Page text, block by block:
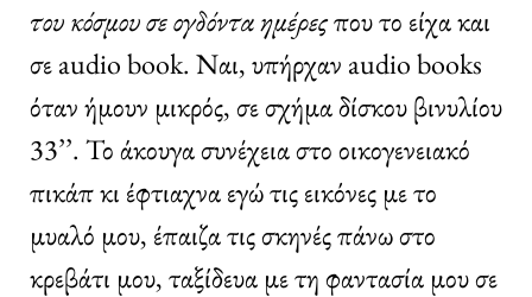
του κόσμου σε ογδόντα ημέρεςπου το είχα και
σε audio book. Ναι, υπήρχαν audio books
όταν ήμουν μικρός, σε σχήμα δίσκου βινυλίου
33’’. Το άκουγα συνέχεια στο οικογενειακό
πικάπ κι έφτιαχνα εγώ τις εικόνες με το
μυαλό μου, έπαιζα τις σκηνές πάνω στο
κρεβάτι μου, ταξίδευα με τη φαντασία μου σε